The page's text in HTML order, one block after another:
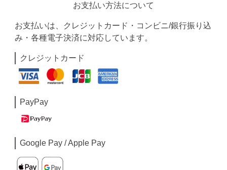
お支払い方法について
お支払いは、クレジットカード・コンビニ/銀行振り込
み・各種電子決済に対応しています。
クレジットカード
PayPay
Google Pay / Apple Pay